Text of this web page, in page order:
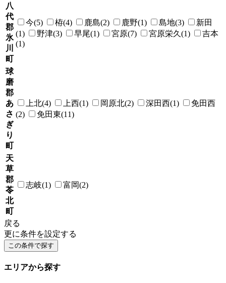
八
代
郡
氷
川
町
今(5) 栫(4) 鹿島(2) 鹿野(1) 島地(3)
新田
(1)
野津(3) 早尾(1) 宮原(7) 宮原栄久(1)
吉本
(1)
球
磨
郡
あ
さ
ぎ
り
町
上北(4) 上西(1) 岡原北(2) 深田西(1)
免田西
(2)
免田東(11)
天
草
郡
苓
北
町
志岐(1) 富岡(2)
戻る
更に条件を設定する
エリアから探す